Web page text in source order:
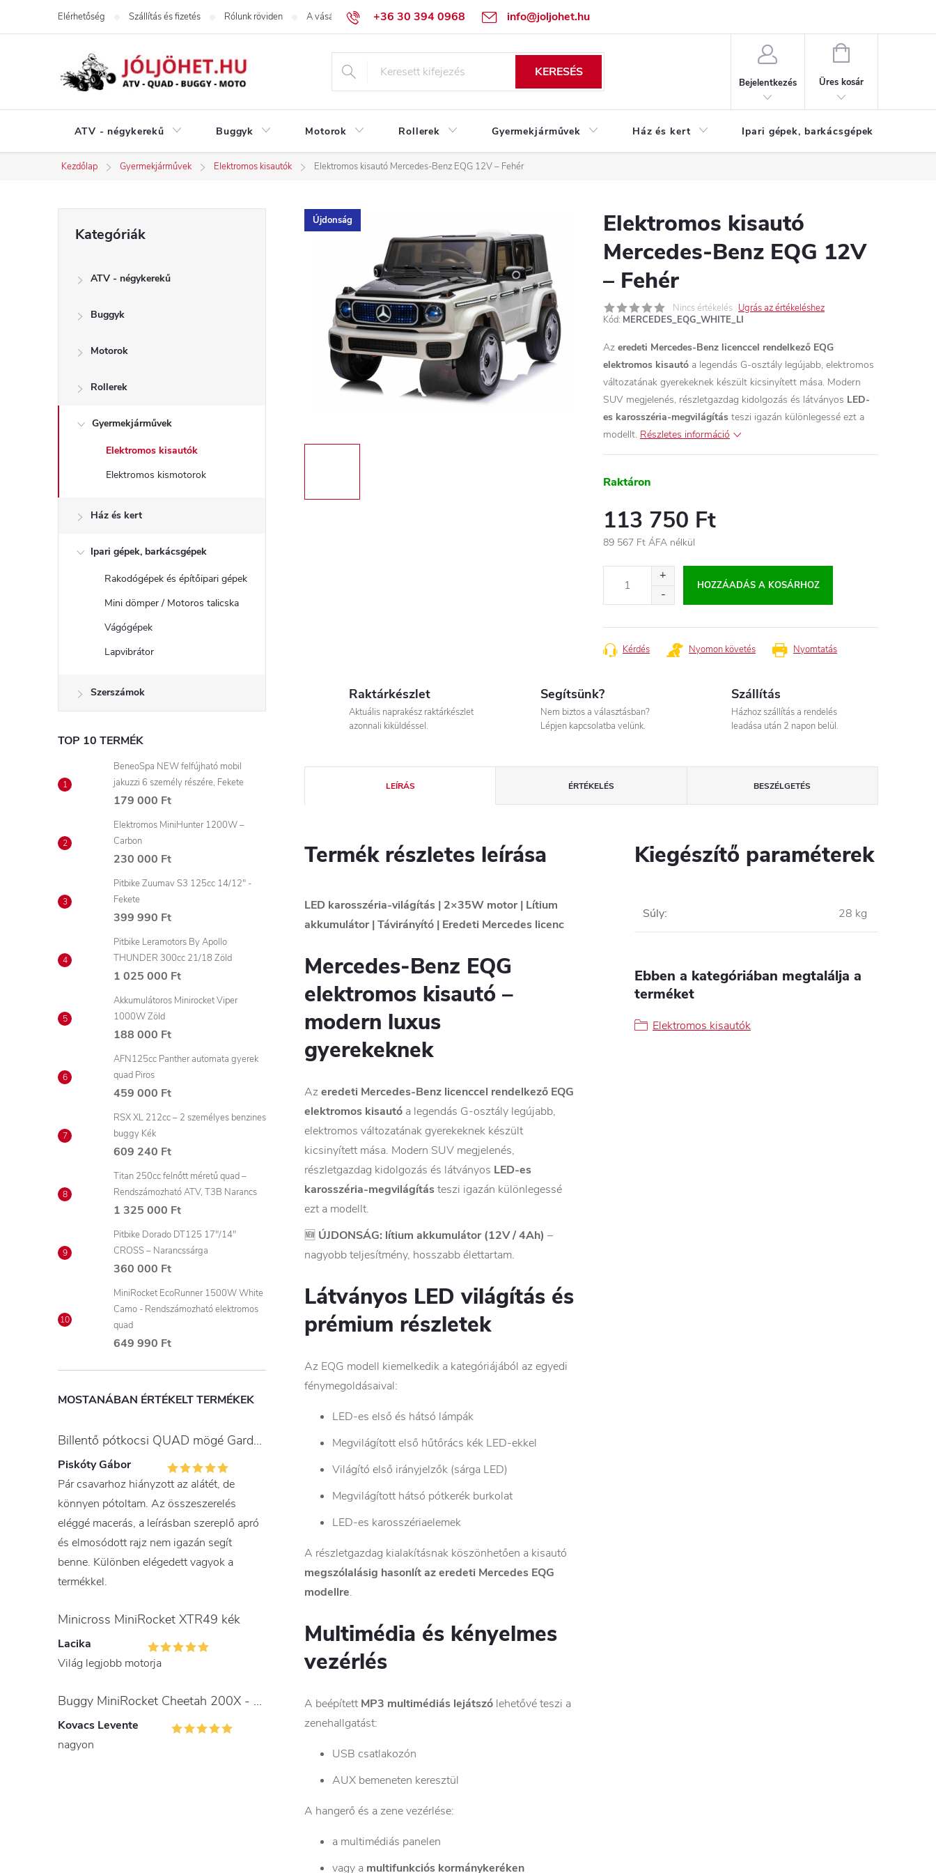
+36 30 394 0968 info@joljohet.hu
Elérhetőség Szállítás és fizetés Rólunk röviden A vásárlás lépései Üzleti feltételek (ÁSZF) Adatkezelési tájékoztató
KERESÉS
Bejelentkezés
KOSÁR
Üres kosár
ATV - négykerekű Buggyk Motorok Rollerek Gyermekjárművek Ház és kert Ipari gépek, barkácsgépek
Kezdőlap Gyermekjárművek Elektromos kisautók Elektromos kisautó Mercedes-Benz EQG 12V – Fehér
O
s
a
átugrása
Kategóriák
ATV - négykerekű
Buggyk
Motorok
Rollerek
Gyermekjárművek
Elektromos kisautók
Elektromos kismotorok
Ház és kert
Ipari gépek, barkácsgépek
Rakodógépek és építőipari gépek
Mini dömper / Motoros talicska
Vágógépek
Lapvibrátor
Szerszámok
TOP 10 TERMÉK
BeneoSpa NEW felfújható mobil
jakuzzi 6 személy részére, Fekete
179 000 Ft
Elektromos MiniHunter 1200W –
Carbon
230 000 Ft
Pitbike Zuumav S3 125cc 14/12" -
Fekete
399 990 Ft
Pitbike Leramotors By Apollo
THUNDER 300cc 21/18 Zöld
1 025 000 Ft
Akkumulátoros Minirocket Viper
1000W Zöld
188 000 Ft
AFN125cc Panther automata gyerek
quad Piros
459 000 Ft
RSX XL 212cc – 2 személyes benzines
buggy Kék
609 240 Ft
Titan 250cc felnőtt méretű quad –
Rendszámozható ATV, T3B Narancs
1 325 000 Ft
Pitbike Dorado DT125 17"/14"
CROSS – Narancssárga
360 000 Ft
MiniRocket EcoRunner 1500W White
Camo - Rendszámozható elektromos
quad
649 990 Ft
MOSTANÁBAN ÉRTÉKELT TERMÉKEK
Billentő pótkocsi QUAD mögé Gardner
Piskóty Gábor
Pár csavarhoz hiányzott az alátét, de
könnyen pótoltam. Az összeszerelés
eléggé macerás, a leírásban szereplő apró
és elmosódott rajz nem igazán segít
benne. Különben elégedett vagyok a
termékkel.
Minicross MiniRocket XTR49 kék
Lacika
Világ legjobb motorja
Buggy MiniRocket Cheetah 200X - gyerekeknek és felnőtteknek
Kovacs Levente
nagyon
Újdonság
Elektromos kisautó
Mercedes-Benz EQG 12V
– Fehér
Nincs értékelés Ugrás az értékeléshez
Kód: MERCEDES_EQG_WHITE_LI
Az eredeti Mercedes-Benz licenccel rendelkező EQG
elektromos kisautó a legendás G-osztály legújabb, elektromos
változatának gyerekeknek készült kicsinyített mása. Modern
SUV megjelenés, részletgazdag kidolgozás és látványos LED-
es karosszéria-megvilágítás teszi igazán különlegessé ezt a
modellt. Részletes információ
Raktáron
113 750 Ft
89 567 Ft ÁFA nélkül
HOZZÁADÁS A KOSÁRHOZ
Nyomtatás
Kérdés Nyomon követés
Raktárkészlet
Aktuális naprakész raktárkészlet
azonnali kiküldéssel.
Segítsünk?
Nem biztos a választásban?
Lépjen kapcsolatba velünk.
Szállítás
Házhoz szállítás a rendelés
leadása után 2 napon belül.
LEÍRÁS ÉRTÉKELÉS BESZÉLGETÉS
Termék részletes leírása
LED karosszéria-világítás | 2×35W motor | Lítium
akkumulátor | Távirányító | Eredeti Mercedes licenc
Mercedes-Benz EQG
elektromos kisautó –
modern luxus
gyerekeknek
Azeredeti Mercedes-Benz licenccel rendelkező EQG
elektromos kisautó a legendás G-osztály legújabb,
elektromos változatának gyerekeknek készült
kicsinyített mása. Modern SUV megjelenés,
részletgazdag kidolgozás és látványos LED-es
karosszéria-megvilágítás teszi igazán különlegessé
ezt a modellt.
🆕 ÚJDONSÁG: lítium akkumulátor (12V / 4Ah) –
nagyobb teljesítmény, hosszabb élettartam.
Látványos LED világítás és
prémium részletek
Az EQG modell kiemelkedik a kategóriájából az egyedi
fénymegoldásaival:
LED-es első és hátsó lámpák
Megvilágított első hűtőrács kék LED-ekkel
Világító első irányjelzők (sárga LED)
Megvilágított hátsó pótkerék burkolat
LED-es karosszériaelemek
A részletgazdag kialakításnak köszönhetően a kisautó
megszólalásig hasonlít az eredeti Mercedes EQG
modellre.
Multimédia és kényelmes
vezérlés
A beépített MP3 multimédiás lejátszó lehetővé teszi a
zenehallgatást:
USB csatlakozón
AUX bemeneten keresztül
A hangerő és a zene vezérlése:
a multimédiás panelen
vagy a multifunkciós kormánykeréken
Kiegészítő paraméterek
Súly: 28 kg
Ebben a kategóriában megtalálja a
terméket
Elektromos kisautók